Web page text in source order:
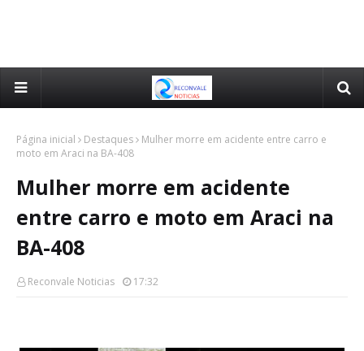
Página inicial Destaques
Mulher morre em acidente entre carro e
moto em Araci na BA-408
Mulher morre em acidente
entre carro e moto em Araci na
BA-408
Reconvale Noticias 17:32